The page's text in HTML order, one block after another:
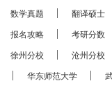
数学真题
翻译硕士
报名攻略
考研分数
徐州分校
沧州分校
华东师范大学